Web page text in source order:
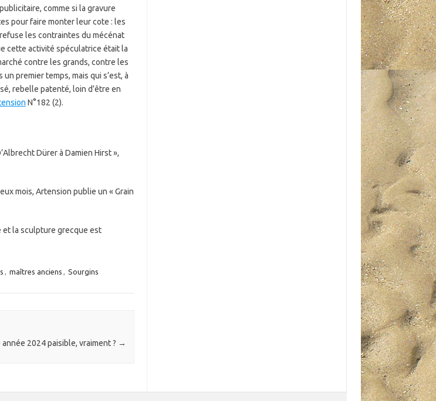
comme si la gravure
pour faire monter leur cote : les
les contraintes du mécénat
cette activité spéculatrice était la
contre les grands, contre les
premier temps, mais qui s’est, à
rebelle patenté, loin d’être en
N°182 (2).
Dürer à Damien Hirst »,
mois, Artension publie un « Grain
et la sculpture grecque est
, maîtres anciens , Sourgins
année 2024 paisible, vraiment ? →